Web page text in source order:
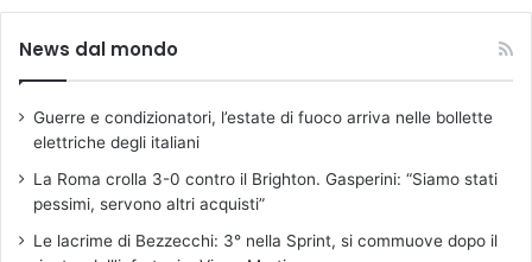
News dal mondo
Guerre e condizionatori, l’estate di fuoco arriva nelle bollette
elettriche degli italiani
La Roma crolla 3-0 contro il Brighton. Gasperini: “Siamo stati
pessimi, servono altri acquisti”
Le lacrime di Bezzecchi: 3° nella Sprint, si commuove dopo il